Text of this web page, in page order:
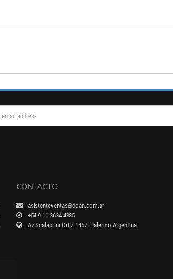
CONTACTO
asistenteventas@doan.com.ar
+54 9 11 3634-4885
Av Scalabrini Ortiz 1457, Palermo Argentina